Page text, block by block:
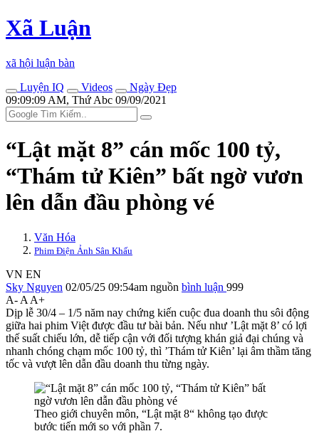
Xã Luận
xã hội luận bàn
Luyện IQ
Videos
Ngày Đẹp
09:09:09 AM, Thứ Abc 09/09/2021
“Lật mặt 8” cán mốc 100 tỷ,
“Thám tử Kiên” bất ngờ vươn
lên dẫn đầu phòng vé
Văn Hóa
Phim Điện Ảnh Sân Khấu
VN EN
Sky Nguyen 02/05/25 09:54am nguồn bình luận 999
A- A A+
Dịp lễ 30/4 – 1/5 năm nay chứng kiến cuộc đua doanh thu sôi động
giữa hai phim Việt được đầu tư bài bản. Nếu như ’Lật mặt 8’ có lợi
thế suất chiếu lớn, dễ tiếp cận với đối tượng khán giả đại chúng và
nhanh chóng chạm mốc 100 tỷ, thì ’Thám tử Kiên’ lại âm thầm tăng
tốc và vượt lên dẫn đầu doanh thu từng ngày.
Theo giới chuyên môn, “Lật mặt 8“ không tạo được
bước tiến mới so với phần 7.